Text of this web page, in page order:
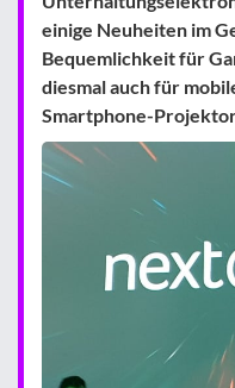
einige Neuheiten im
Bequemlichkeit für
diesmal auch für
Smartphone-